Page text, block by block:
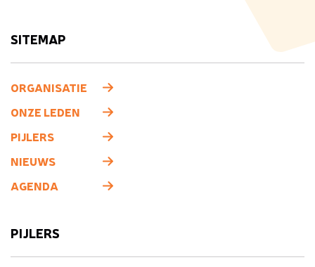
SITEMAP
ORGANISATIE
ONZE LEDEN
PIJLERS
NIEUWS
AGENDA
PIJLERS